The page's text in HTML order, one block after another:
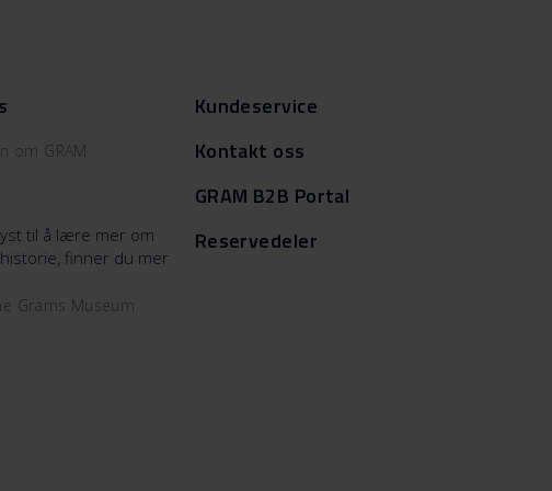
om GRAM
til å lære mer om
historie, finner du mer
Grams Museum
Kundeservice
Kontakt oss
GRAM B2B Portal
Reservedeler